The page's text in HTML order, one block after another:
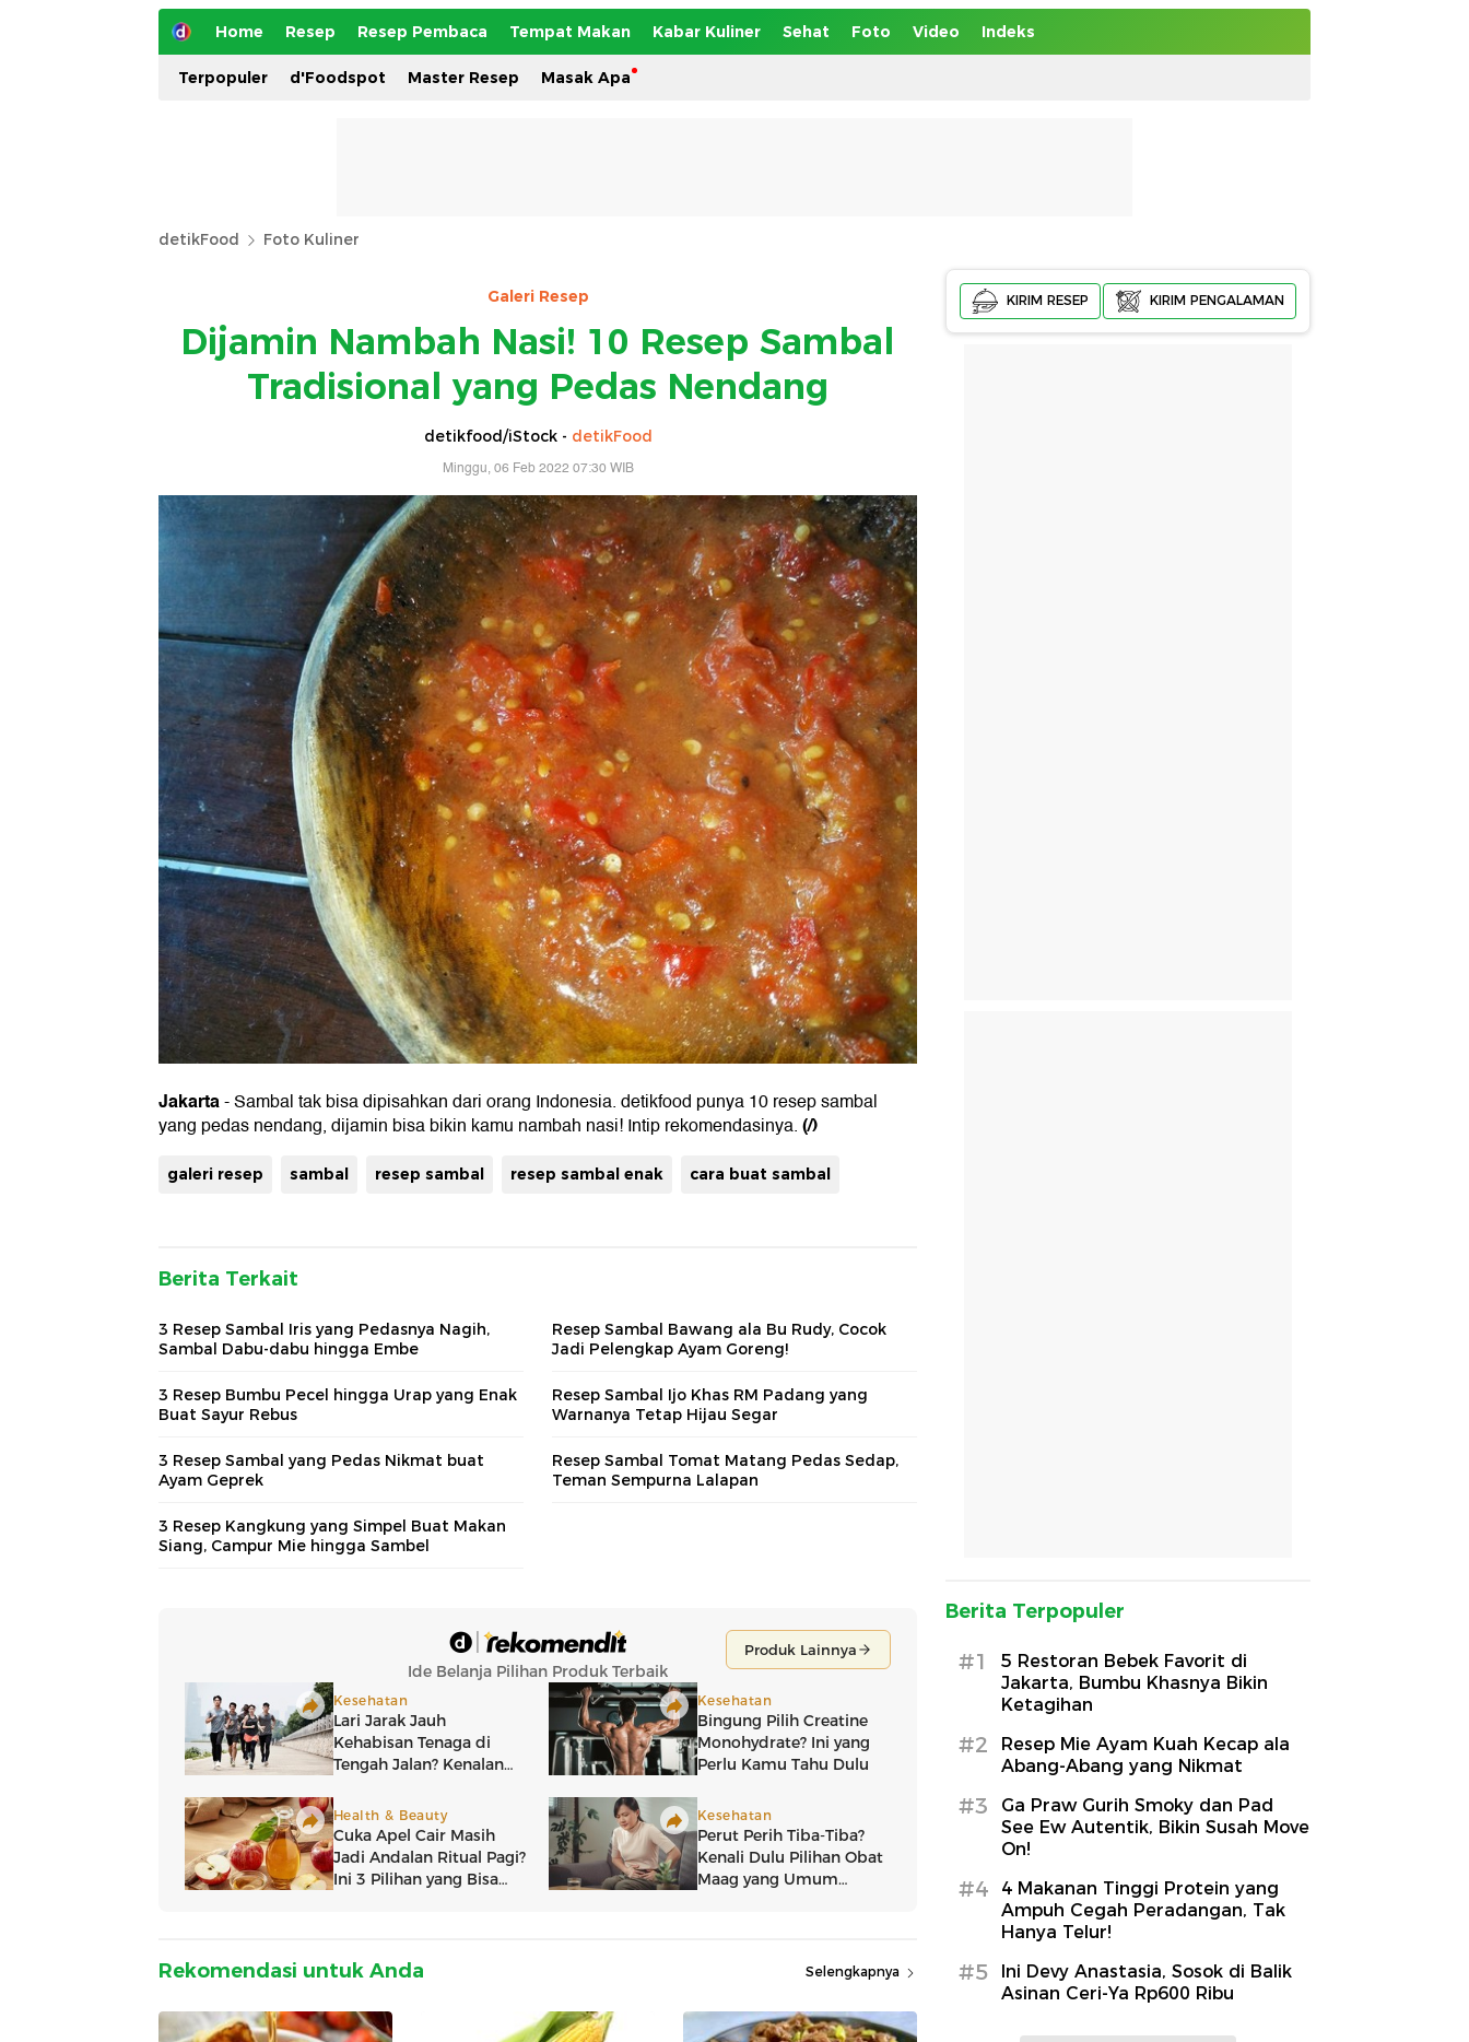
Home Resep Resep Pembaca Tempat Makan Kabar Kuliner Sehat Foto Video Indeks
Terpopuler d'Foodspot Master Resep Masak Apa
detikFood Foto Kuliner
Galeri Resep
Dijamin Nambah Nasi! 10 Resep Sambal
Tradisional yang Pedas Nendang
detikfood/iStock - detikFood
Minggu, 06 Feb 2022 07:30 WIB
Jakarta- Sambal tak bisa dipisahkan dari orang Indonesia. detikfood punya 10 resep sambal
yang pedas nendang, dijamin bisa bikin kamu nambah nasi! Intip rekomendasinya.(/)
galeri resep sambal resep sambal resep sambal enak cara buat sambal
Berita Terkait
3 Resep Sambal Iris yang Pedasnya Nagih,
Sambal Dabu-dabu hingga Embe
Resep Sambal Bawang ala Bu Rudy, Cocok
Jadi Pelengkap Ayam Goreng!
3 Resep Bumbu Pecel hingga Urap yang Enak
Buat Sayur Rebus
Resep Sambal Ijo Khas RM Padang yang
Warnanya Tetap Hijau Segar
3 Resep Sambal yang Pedas Nikmat buat
Ayam Geprek
Resep Sambal Tomat Matang Pedas Sedap,
Teman Sempurna Lalapan
3 Resep Kangkung yang Simpel Buat Makan
Siang, Campur Mie hingga Sambel
Rekomendasi untuk Anda Selengkapnya
KIRIM RESEP KIRIM PENGALAMAN
Berita Terpopuler
#1
5 Restoran Bebek Favorit di
Jakarta, Bumbu Khasnya Bikin
Ketagihan
#2
Resep Mie Ayam Kuah Kecap ala
Abang-Abang yang Nikmat
#3
Ga Praw Gurih Smoky dan Pad
See Ew Autentik, Bikin Susah Move
On!
#4
4 Makanan Tinggi Protein yang
Ampuh Cegah Peradangan, Tak
Hanya Telur!
#5
Ini Devy Anastasia, Sosok di Balik
Asinan Ceri-Ya Rp600 Ribu